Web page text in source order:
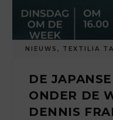
NIEUWS, TEXTILIA
DE
ONDER DE
DENNIS